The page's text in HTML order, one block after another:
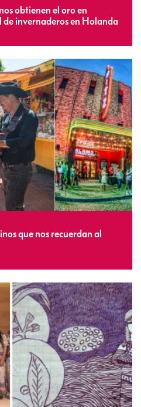
obtienen el oro en
invernaderos en Holanda
que nos recuerdan al